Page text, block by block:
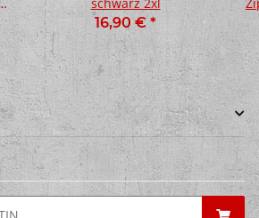
schwarz 2xl
16,90 €*